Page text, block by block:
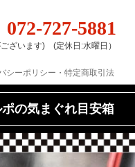
072-727-5881
ざいます) (定休日:水曜日）
シーポリシー・特定商取引法
の気まぐれ目安箱